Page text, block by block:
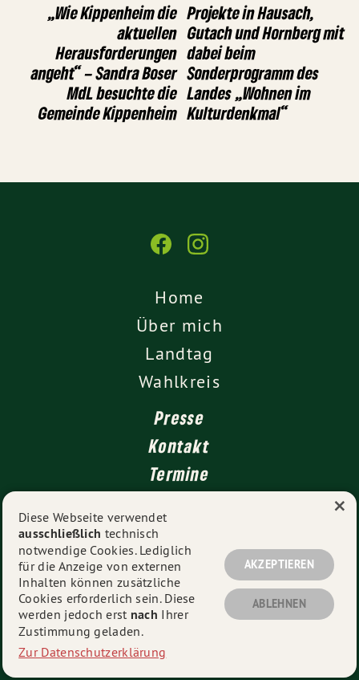
„Wie Kippenheim die
aktuellen
Herausforderungen
angeht“ – Sandra Boser
MdL besuchte die
Gemeinde Kippenheim
Projekte in Hausach,
Gutach und Hornberg mit
dabei beim
Sonderprogramm des
Landes „Wohnen im
Kulturdenkmal“
Home
Über mich
Landtag
Wahlkreis
Presse
Kontakt
Termine
Impressum
Datenschutz
© 2026 Sandra Boser - Alle Rechte vorbehalten.
Diese Webseite verwendet
ausschließlich technisch
notwendige Cookies. Lediglich
für die Anzeige von externen
Inhalten können zusätzliche
Cookies erforderlich sein. Diese
werden jedoch erst nach Ihrer
Zustimmung geladen.
Zur Datenschutzerklärung
AKZEPTIEREN
ABLEHNEN
×